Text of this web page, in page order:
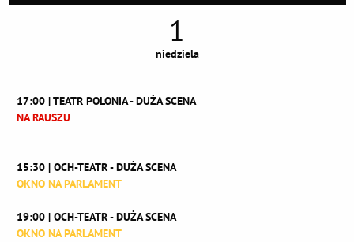
1
niedziela
17:00 | TEATR POLONIA - DUŻA SCENA
NA RAUSZU
15:30 | OCH-TEATR - DUŻA SCENA
OKNO NA PARLAMENT
19:00 | OCH-TEATR - DUŻA SCENA
OKNO NA PARLAMENT